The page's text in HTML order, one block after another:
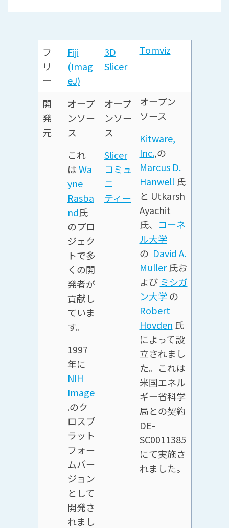
フ
リ
ー
Fiji
(Imag
eJ)
3D
Slicer
Tomviz
開
発
元
オープ
ンソー
ス
これ
はWa
yne
Rasba
nd氏
のプロ
ジェク
トで多
くの開
発者が
貢献し
ていま
す。
1997
年に
NIH
Image
.のク
ロスプ
ラット
フォー
ムバー
ジョン
として
開発さ
れまし
オープ
ンソー
ス
Slicer
コミュ
ニ
ティー
オープン
ソース
Kitware,
Inc.,の
Marcus D.
Hanwell氏
と Utkarsh
Ayachit
氏、
コーネ
ル大学
の David A.
Muller氏お
よび ミシガ
ン大学の
Robert
Hovden 氏
によって設
立されまし
た。これは
米国エネル
ギー省科学
局との契約
DE-
SC0011385
にて実施さ
れました。